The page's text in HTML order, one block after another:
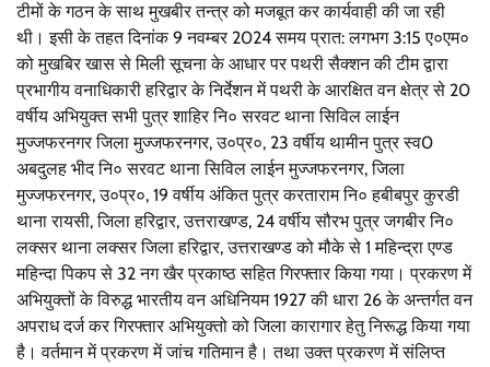
टीमों के गठन के साथ मुखबीर तन्त्र को मजबूत कर कार्यवाही की जा रही
थी। इसी के तहत दिनांक 9 नवम्बर 2024 समय प्रात: लगभग 3:15 ए०एम०
को मुखबिर खास से मिली सूचना के आधार पर पथरी सैक्शन की टीम द्वारा
प्रभागीय वनाधिकारी हरिद्वार के निर्देशन में पथरी के आरक्षित वन क्षेत्र से 20
वर्षीय अभियुक्त सभी पुत्र शाहिर नि० सरवट थाना सिविल लाईन
मुज्जफरनगर जिला मुज्जफरनगर, उ०प्र०, 23 वर्षीय थामीन पुत्र स्व0
अबदुलह भीद नि० सरवट थाना सिविल लाईन मुज्जफरनगर, जिला
मुज्जफरनगर, उ०प्र०, 19 वर्षीय अंकित पुत्र करताराम नि० हबीबपुर कुरडी
थाना रायसी, जिला हरिद्वार, उत्तराखण्ड, 24 वर्षीय सौरभ पुत्र जगबीर नि०
लक्सर थाना लक्सर जिला हरिद्वार, उत्तराखण्ड को मौके से 1 महिन्द्रा एण्ड
महिन्दा पिकप से 32 नग खैर प्रकाष्ठ सहित गिरफ्तार किया गया। प्रकरण में
अभियुक्तों के विरुद्ध भारतीय वन अधिनियम 1927 की धारा 26 के अन्तर्गत वन
अपराध दर्ज कर गिरफ्तार अभियुक्तो को जिला कारागार हेतु निरूद्ध किया गया
है। वर्तमान में प्रकरण में जांच गतिमान है। तथा उक्त प्रकरण में संलिप्त